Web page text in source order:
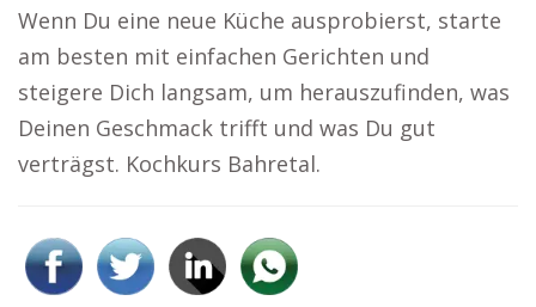
Wenn Du eine neue Küche ausprobierst, starte
am besten mit einfachen Gerichten und
steigere Dich langsam, um herauszufinden, was
Deinen Geschmack trifft und was Du gut
verträgst. Kochkurs Bahretal.